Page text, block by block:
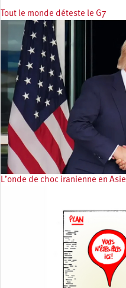
Tout le monde déteste le G7
L’onde de choc iranienne en Asie